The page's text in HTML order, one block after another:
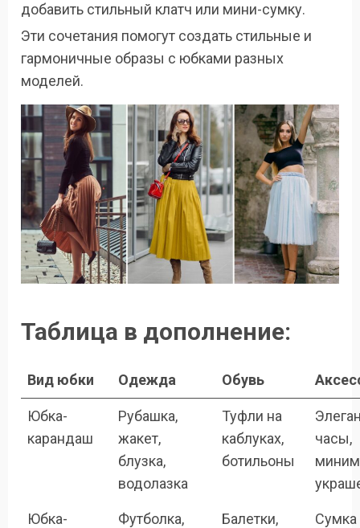
добавить стильный клатч или мини-сумку.
Эти сочетания помогут создать стильные и
гармоничные образы с юбками разных
моделей.
Таблица в дополнение:
Вид юбки Одежда Обувь
Юбка-
карандаш
Рубашка,
жакет,
блузка,
водолазка
Туфли на
каблуках,
ботильоны
часы,
Юбка-
Футболка,
Балетки,
Сумка